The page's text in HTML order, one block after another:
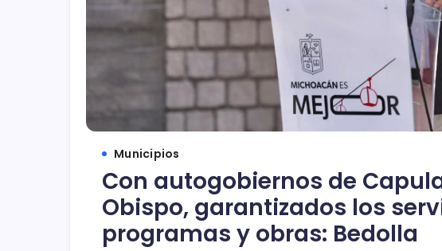
Municipios
Con autogobiernos de
Obispo, garantizados los
programas y obras: Bedolla